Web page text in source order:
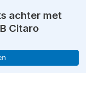
achter met
Citaro